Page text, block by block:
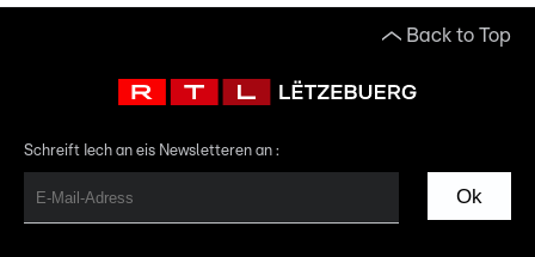
Back to Top
Schreift Iech an eis Newsletteren an :
Ok